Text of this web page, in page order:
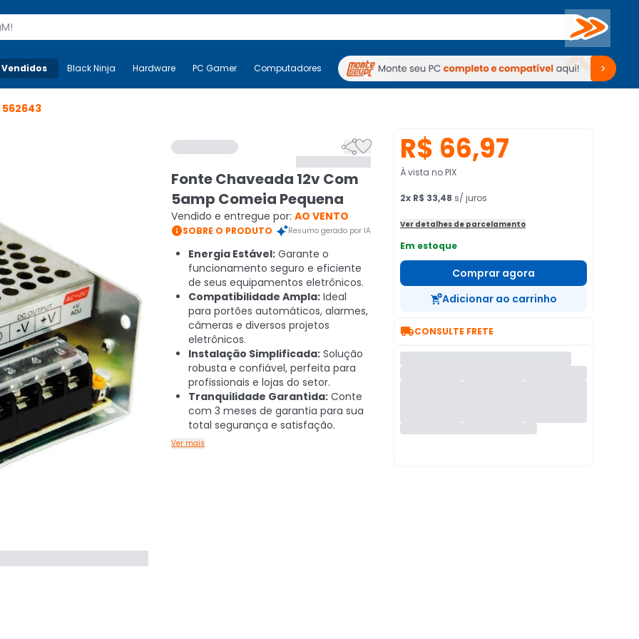
Buscar
Mais-v- Black Ninja Hardware PC Gamer Computadores Periféricos TV Venda no KaBuM!
Black Ninja Hardware PC Gamer Computadores Periféricos TV Venda no KaBuM!
562643

Fonte Chaveada 12v Com
5amp Comeia Pequena
Vendido e entregue por: AO VENTO
SOBRE O PRODUTO Resumo gerado por IA
Energia Estável: Garante o
funcionamento seguro e eficiente
de seus equipamentos eletrônicos.
Compatibilidade Ampla: Ideal
para portões automáticos, alarmes,
câmeras e diversos projetos
eletrônicos.
Instalação Simplificada: Solução
robusta e confiável, perfeita para
profissionais e lojas do setor.
Tranquilidade Garantida: Conte
com 3 meses de garantia para sua
total segurança e satisfação.
Ver mais
R$ 66,97
À vista no PIX
2x R$ 33,48 s/ juros
Ver detalhes de parcelamento
Em estoque
Comprar agora
Adicionar ao carrinho
CONSULTE FRETE